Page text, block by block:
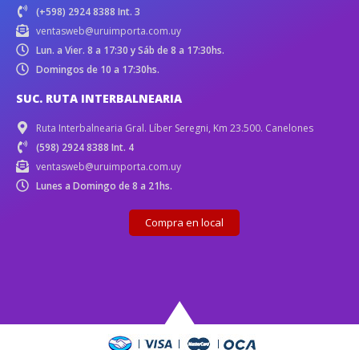
(+598) 2924 8388 Int. 3
ventasweb@uruimporta.com.uy
Lun. a Vier. 8 a 17:30 y Sáb de 8 a 17:30hs.
Domingos de 10 a 17:30hs.
SUC. RUTA INTERBALNEARIA
Ruta Interbalnearia Gral. Líber Seregni, Km 23.500. Canelones
(598) 2924 8388 Int. 4
ventasweb@uruimporta.com.uy
Lunes a Domingo de 8 a 21hs.
Compra en local